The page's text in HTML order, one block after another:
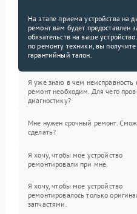
На этапе приема устройства на
ремонт вам будет предоставлен
обязательств на ваше
по ремонту техники, вы
гарантийный талон.
Я уже знаю в чем неисправность
ремонт необходим. Для чего
диагностику?
Мне нужен срочный ремонт.
сделать?
Я хочу, чтобы мое устройство
ремонтировали при мне.
Я хочу, чтобы мое устройство
ремонтировалось только
запчастями.